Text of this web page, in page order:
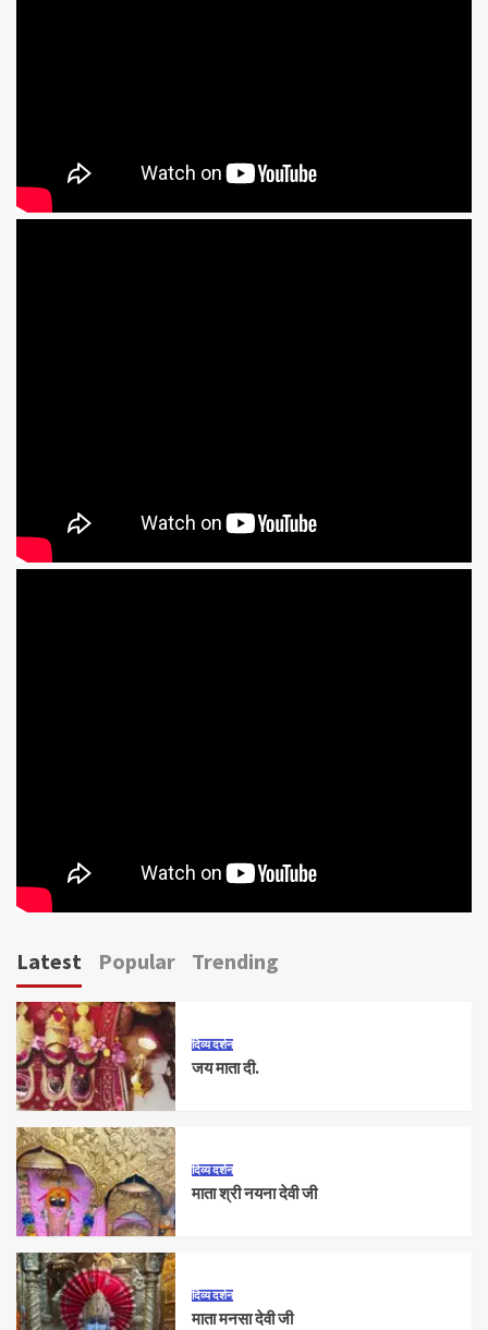
Latest Popular Trending
दिव्य दर्शन
जय माता दी.
दिव्य दर्शन
माता श्री नयना देवी जी
दिव्य दर्शन
माता मनसा देवी जी